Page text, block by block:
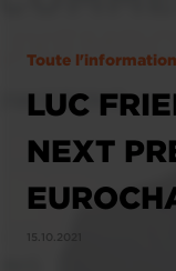
Toute l'information
LUC
NEXT
15.10.2021